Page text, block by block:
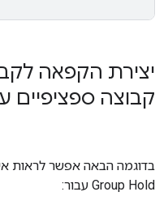
יצירת הקפאה
קבוצה ספציפיים
Group Hold עבור: